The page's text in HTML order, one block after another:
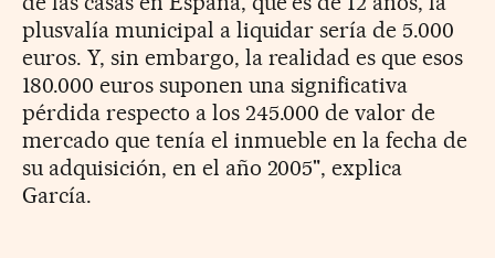
plusvalía municipal a liquidar sería de 5.000
euros. Y, sin embargo, la realidad es que esos
180.000 euros suponen una significativa
pérdida respecto a los 245.000 de valor de
mercado que tenía el inmueble en la fecha de
su adquisición, en el año 2005", explica
García.